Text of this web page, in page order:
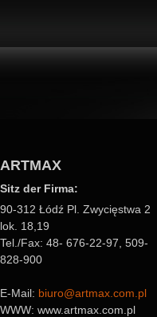
ARTMAX
Sitz der Firma:
90-312 Łódź Pl. Zwycięstwa 2
lok. 18,19
Tel./Fax: 48- 676-22-97, 509-
828-900
E-Mail: biuro@artmax.com.pl
WWW: www.artmax.com.pl